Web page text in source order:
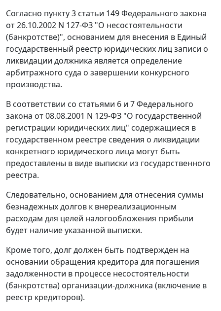
Согласно пункту 3 статьи 149 Федерального закона
от 26.10.2002 N 127-ФЗ "О несостоятельности
(банкротстве)", основанием для внесения в Единый
государственный реестр юридических лиц записи о
ликвидации должника является определение
арбитражного суда о завершении конкурсного
производства.
В соответствии со статьями 6 и 7 Федерального
закона от 08.08.2001 N 129-ФЗ "О государственной
регистрации юридических лиц" содержащиеся в
государственном реестре сведения о ликвидации
конкретного юридического лица могут быть
предоставлены в виде выписки из государственного
реестра.
Следовательно, основанием для отнесения суммы
безнадежных долгов к внереализационным
расходам для целей налогообложения прибыли
будет наличие указанной выписки.
Кроме того, долг должен быть подтвержден на
основании обращения кредитора для погашения
задолженности в процессе несостоятельности
(банкротства) организации-должника (включение в
реестр кредиторов).